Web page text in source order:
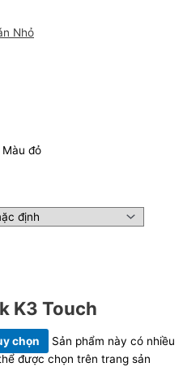
Nhỏ
đỏ
K3 Touch
chọn
Sản phẩm này có nhiều
được chọn trên trang sản